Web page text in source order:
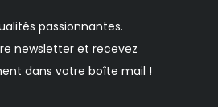
passionnantes.
newsletter et recevez
dans votre boîte mail !